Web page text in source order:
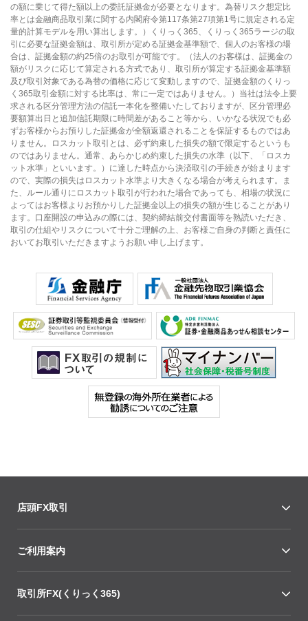
の額に乗じて得た額以上の委託証拠金が必要となります。為替リスク想定比
率とは金融商品取引業に関する内閣府令第117条第27項第1号に規定される定
量的計算モデルを用い算出します。）くりっく365、くりっく365ラージの取
引に必要な証拠金額は、取引所が定める証拠金基準額で、個人のお客様の場
合は、証拠金額の約25倍のお取引が可能です。（法人のお客様は、証拠金の
額がリスクに応じて算定される方式であり、取引所が算定する証拠金基準額
及び取引対象である為替の価格に応じて変動しますので、証拠金額のくりっ
く365取引金額に対する比率は、常に一定ではありません。）当社は法令上要
求される区分管理方法の信託一本化を整備いたしておりますが、区分管理必
要額算出日と追加信託期限に時間差があること等から、いかなる状況でも必
ずお客様からお預りした証拠金が全額返還されることを保証するものではあ
りません。ロスカット取引とは、必ず約束した損失の額で限定するというも
のではありません。通常、あらかじめ約束した損失の水準（以下、「ロスカ
ット水準」といいます。）に達した時点から決済取引の手続きが始まります
ので、実際の損失はロスカット水準より大きくなる場合が考えられます。ま
た、ルール通りにロスカット取引が行われた場合であっても、相場の状況に
よってはお客様よりお預かりした証拠金以上の損失の額が生じることがあり
ます。口座開設の申込みの際には、契約締結前交付書面等を熟読いただき、
取引の仕組やリスクについて十分ご理解の上、お客様ご自身の判断と責任に
おいてお取引いただきますようお願い申し上げます。
店頭FX取引
ご利用案内
取引所FX(くりっく365)